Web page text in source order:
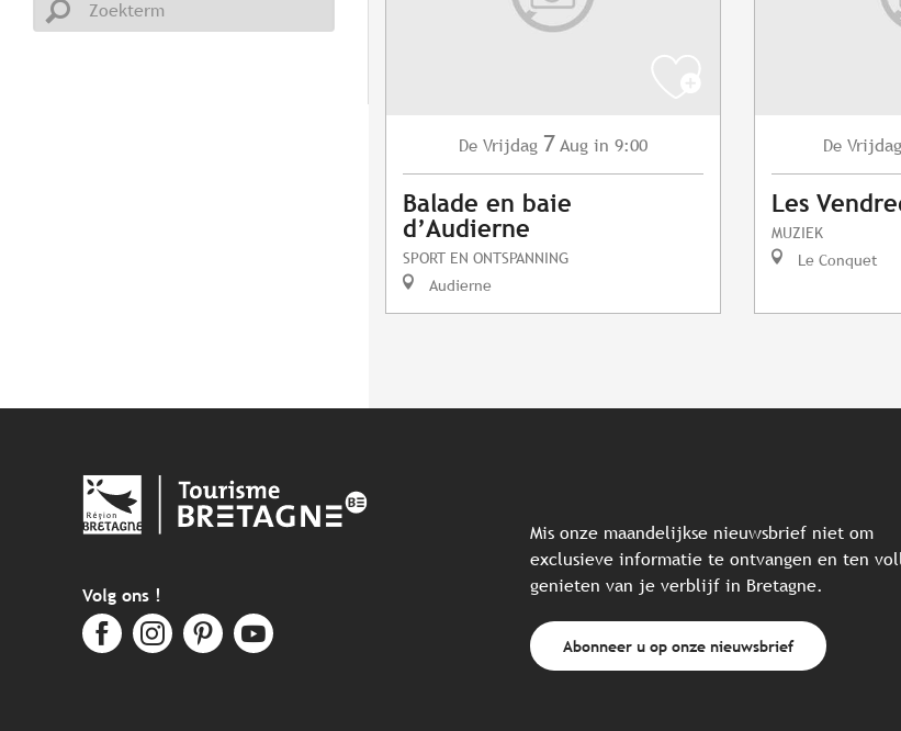
De Vrijdag 7 Aug in 9:00
Balade en baie
d’Audierne
SPORT EN ONTSPANNING
Audierne
De Vrijdag
Les
MUZIEK
Le Conquet
Volg ons !
Mis onze maandelijkse nieuwsbrief niet om
exclusieve informatie te ontvangen en ten
genieten van je verblijf in Bretagne.
Abonneer u op onze nieuwsbrief